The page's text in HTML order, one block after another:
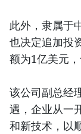
此外，隶属于
也决定追加投
额为1亿美元，
该公司副总经
遇，企业从一
和新技术，以